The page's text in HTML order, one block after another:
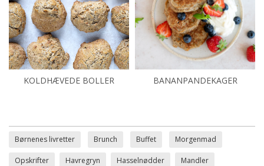
KOLDHÆVEDE BOLLER BANANPANDEKAGER
Børnenes livretter Brunch Buffet Morgenmad
Opskrifter Havregryn Hasselnødder Mandler